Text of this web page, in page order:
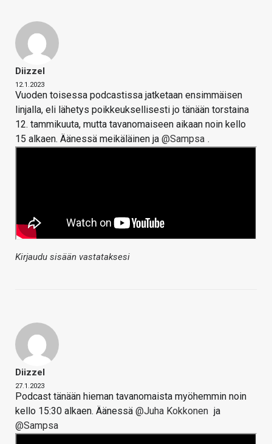
Diizzel
12.1.2023
Vuoden toisessa podcastissa jatketaan ensimmäisen
linjalla, eli lähetys poikkeuksellisesti jo tänään torstaina
12. tammikuuta, mutta tavanomaiseen aikaan noin kello
15 alkaen. Äänessä meikäläinen ja @Sampsa .
Kirjaudu sisään vastataksesi
Diizzel
27.1.2023
Podcast tänään hieman tavanomaista myöhemmin noin
kello 15:30 alkaen. Äänessä @Juha Kokkonen ja
@Sampsa